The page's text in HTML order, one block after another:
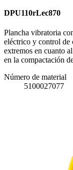
DPU110rLec870
Plancha vibratoria
eléctrico y control de
extremos en cuanto
en la compactación
Número de material
5100027077